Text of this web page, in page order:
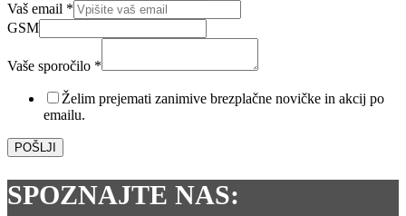
Vaš email *
GSM
GSM
Vaše sporočilo *
Želim prejemati zanimive brezplačne novičke in akcij po
emailu.
POŠLJI
SPOZNAJTE NAS: